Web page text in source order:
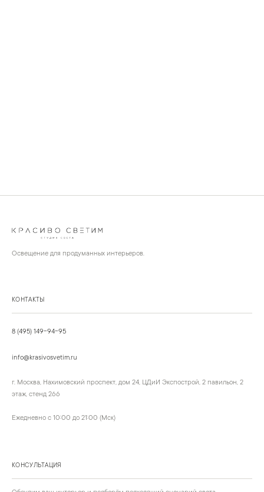
Освещение для продуманных интерьеров.
КОНТАКТЫ
8 (495) 149-94-95
info@krasivosvetim.ru
г. Москва, Нахимовский проспект, дом 24, ЦДиИ Экспострой, 2 павильон, 2
этаж, стенд 266
Ежедневно с 10:00 до 21:00 (Мск)
КОНСУЛЬТАЦИЯ